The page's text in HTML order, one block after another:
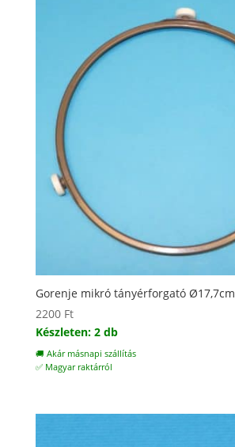
Gorenje mikró tányérforgató Ø17,7cm
2200 Ft
Készleten: 2 db
🚚 Akár másnapi szállítás
✅ Magyar raktárról